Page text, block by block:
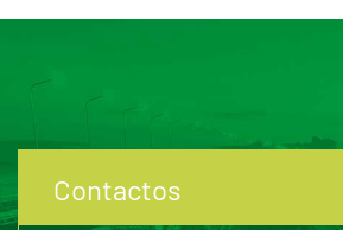
Contactos